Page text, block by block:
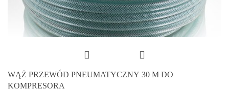
WĄŻ PRZEWÓD PNEUMATYCZNY 30 M DO
KOMPRESORA